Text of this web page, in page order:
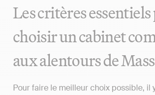
Les critères
choisir un cabinet
aux alentours de
Pour faire le meilleur choix possible, il